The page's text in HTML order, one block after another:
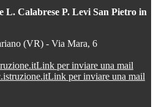
L. Calabrese P. Levi San Pietro in
(VR) - Via Mara, 6
Link per inviare una mail
Link per inviare una mail